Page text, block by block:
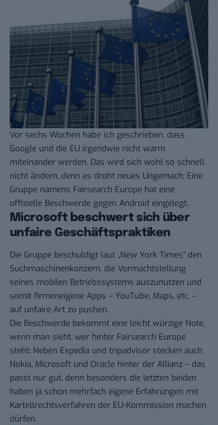
Vor sechs Wochen habe ich geschrieben, dass
Google und die EU irgendwie nicht warm
miteinander werden. Das wird sich wohl so schnell
nicht ändern, denn es droht neues Ungemach: Eine
Gruppe namens Fairsearch Europe hat eine
offizielle Beschwerde gegen Android eingelegt.
Microsoft beschwert sich über
unfaire Geschäftspraktiken
Die Gruppe beschuldigt laut „New York Times“ den
Suchmaschinenkonzern, die Vormachtstellung
seines mobilen Betriebssystems auszunutzen und
somit firmeneigene Apps – YouTube, Maps, etc. –
auf unfaire Art zu pushen.
Die Beschwerde bekommt eine leicht würzige Note,
wenn man sieht, wer hinter Fairsearch Europe
steht: Neben Expedia und tripadvisor stecken auch
Nokia, Microsoft und Oracle hinter der Allianz – das
passt nur gut, denn besonders die letzten beiden
haben ja schon mehrfach eigene Erfahrungen mit
Kartellrechtsverfahren der EU-Kommission machen
dürfen.